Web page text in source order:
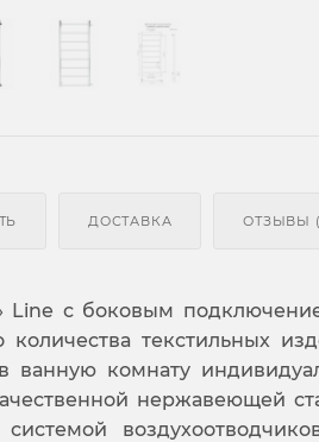
ДОСТАВКА ОТЗЫВЫ
Line с боковым
текстильных
ванную комнату
нержавеющей